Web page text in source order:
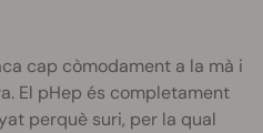
cap còmodament a la mà i
El pHep és completament
perquè suri, per la qual